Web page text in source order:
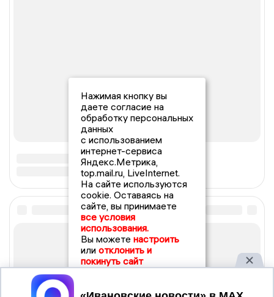
Нажимая кнопку вы
даете согласие на
обработку персональных
данных
с использованием
интернет-сервиса
Яндекс.Метрика,
top.mail.ru, LiveInternet.
На сайте используются
cookie. Оставаясь на
сайте, вы принимаете
все условия
использования.
Вы можете настроить
или отклонить и
покинуть сайт
Принять